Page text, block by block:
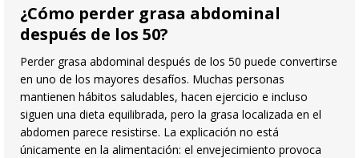
¿Cómo perder grasa abdominal
después de los 50?
Perder grasa abdominal después de los 50 puede convertirse
en uno de los mayores desafíos. Muchas personas
mantienen hábitos saludables, hacen ejercicio e incluso
siguen una dieta equilibrada, pero la grasa localizada en el
abdomen parece resistirse. La explicación no está
únicamente en la alimentación: el envejecimiento provoca